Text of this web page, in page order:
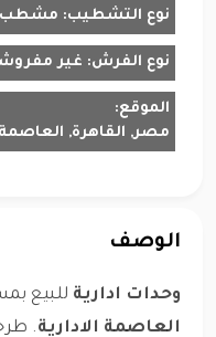
نوع التشطيب: مشطب
نوع الفرش: غير
الموقع:
مصر, القاهرة, العاصمة
الوصف
وحدات ادارية للبيع
العاصمة الادارية.